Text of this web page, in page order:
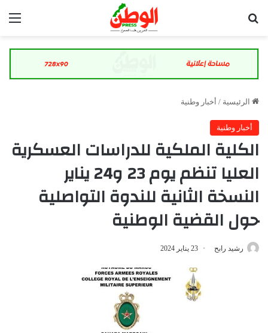
الرئيسية / أخبار وطنية
أخبار وطنية
الكلية الملكية للدراسات العسكرية
العليا تنظم يوم 23 و24 يناير
النسخة الثانية للندوة التواصلية
حول القضية الوطنية
رشيد رابح 23 يناير 2024